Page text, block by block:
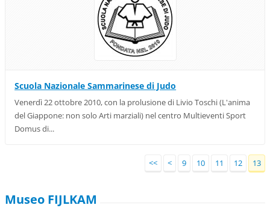
Scuola Nazionale Sammarinese di Judo
Venerdì 22 ottobre 2010, con la prolusione di Livio Toschi (L'anima
del Giappone: non solo Arti marziali) nel centro Multieventi Sport
Domus di...
<< < 9 10 11 12 13
Museo FIJLKAM